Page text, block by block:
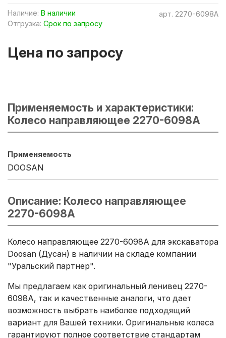
арт. 2270-6098A
Наличие: В наличии
Отгрузка: Срок по запросу
Цена по запросу
Применяемость и характеристики:
Колесо направляющее 2270-6098A
Применяемость
DOOSAN
Описание: Колесо направляющее
2270-6098A
Колесо направляющее 2270-6098A для экскаватора
Doosan (Дусан) в наличии на складе компании
"Уральский партнер".
Мы предлагаем как оригинальный ленивец 2270-
6098A, так и качественные аналоги, что дает
возможность выбрать наиболее подходящий
вариант для Вашей техники. Оригинальные колеса
гарантируют полное соответствие стандартам